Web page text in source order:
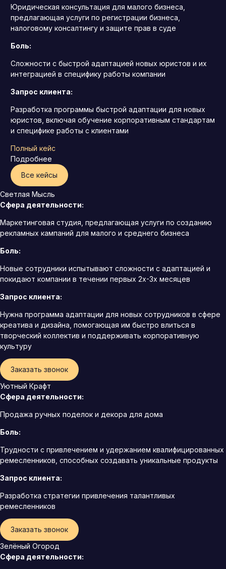
Юридическая консультация для малого бизнеса,
предлагающая услуги по регистрации бизнеса,
налоговому консалтингу и защите прав в суде
Боль:
Сложности с быстрой адаптацией новых юристов и их
интеграцией в специфику работы компании
Запрос клиента:
Разработка программы быстрой адаптации для новых
юристов, включая обучение корпоративным стандартам
и специфике работы с клиентами
Полный кейс
Подробнее
Все кейсы
Светлая Мысль
Сфера деятельности:
Маркетинговая студия, предлагающая услуги по созданию
рекламных кампаний для малого и среднего бизнеса
Боль:
Новые сотрудники испытывают сложности с адаптацией и
покидают компании в течении первых 2х-3х месяцев
Запрос клиента:
Нужна программа адаптации для новых сотрудников в сфере
креатива и дизайна, помогающая им быстро влиться в
творческий коллектив и поддерживать корпоративную
культуру
Заказать звонок
Уютный Крафт
Сфера деятельности:
Продажа ручных поделок и декора для дома
Боль:
Трудности с привлечением и удержанием квалифицированных
ремесленников, способных создавать уникальные продукты
Запрос клиента:
Разработка стратегии привлечения талантливых
ремесленников
Заказать звонок
Зелёный Огород
Сфера деятельности: